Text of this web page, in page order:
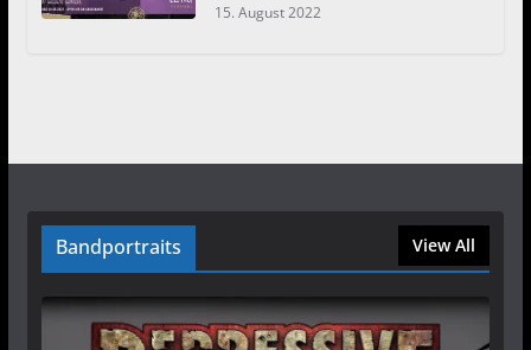
15. August 2022
Bandportraits View All